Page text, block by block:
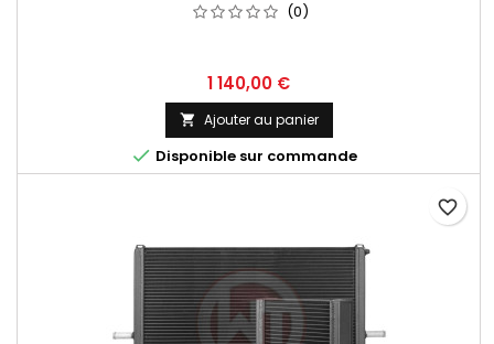
(0)
Prix
1 140,00 €
 Ajouter au panier
 Disponible sur commande
favorite_border